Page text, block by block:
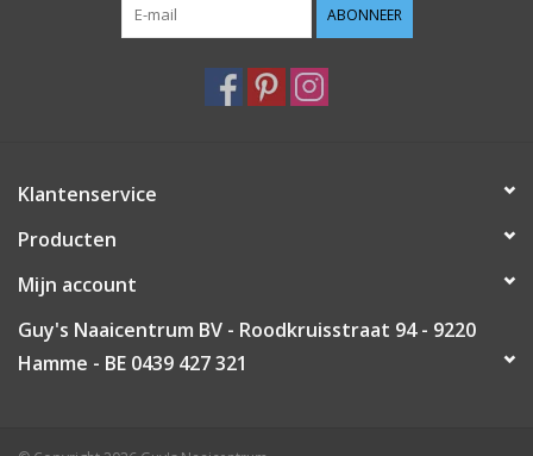
ABONNEER
Klantenservice
Producten
Mijn account
Guy's Naaicentrum BV - Roodkruisstraat 94 - 9220
Hamme - BE 0439 427 321